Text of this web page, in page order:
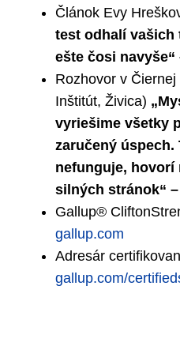
Článok Evy
test odhalí
ešte čosi navyše“
Rozhovor v
Inštitút, Živica)
vyriešime všetky
zaručený úspech.
nefunguje, hovorí
silných stránok“ –
Gallup®
gallup.com
Adresár
gallup.com/